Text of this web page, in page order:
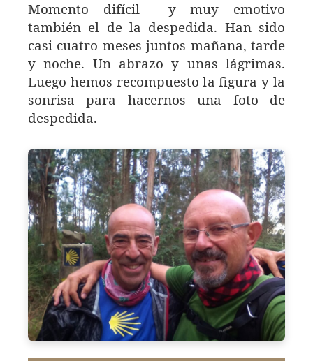
Momento difícil y muy emotivo
también el de la despedida. Han sido
casi cuatro meses juntos mañana, tarde
y noche. Un abrazo y unas lágrimas.
Luego hemos recompuesto la figura y la
sonrisa para hacernos una foto de
despedida.